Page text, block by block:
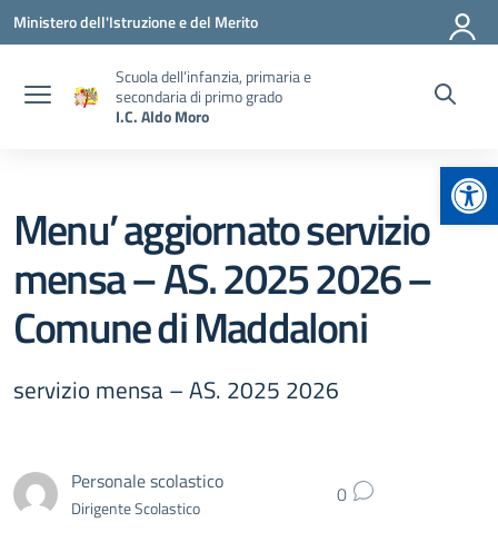
Vai ai contenuti
Vai al menu di navigazione
Vai al footer
Ministero dell'Istruzione e del Merito
Scuola dell’infanzia, primaria e
secondaria di primo grado
I.C. Aldo Moro
Menu’ aggiornato servizio
mensa – AS. 2025 2026 –
Comune di Maddaloni
servizio mensa – AS. 2025 2026
Personale scolastico
Dirigente Scolastico 0